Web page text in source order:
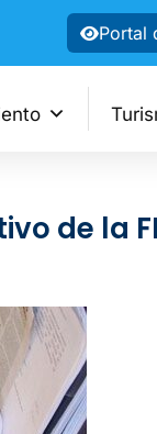
Portal
de la